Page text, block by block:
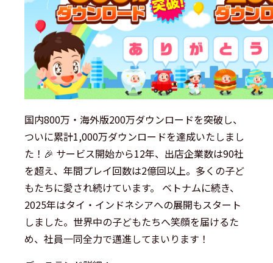
国内800万・海外版200万ダウンロードを突破し、
ついに累計1,000万ダウンロードを達成いたしまし
た！🎉 サービス開始から12年、出店企業数は90社
を超え、年間プレイ回数は2億回以上。多くの子ど
もたちに愛され続けています。 ベトナムに続き、
2025年はタイ・インドネシアへの展開もスタート
しました。世界中の子どもたちへ笑顔を届けるた
め、社員一同全力で邁進してまいります！